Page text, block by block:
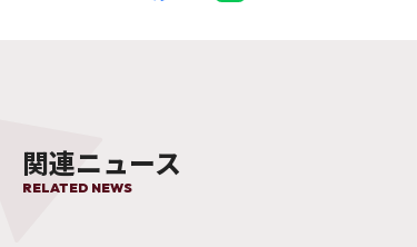
関連ニュース
RELATED NEWS